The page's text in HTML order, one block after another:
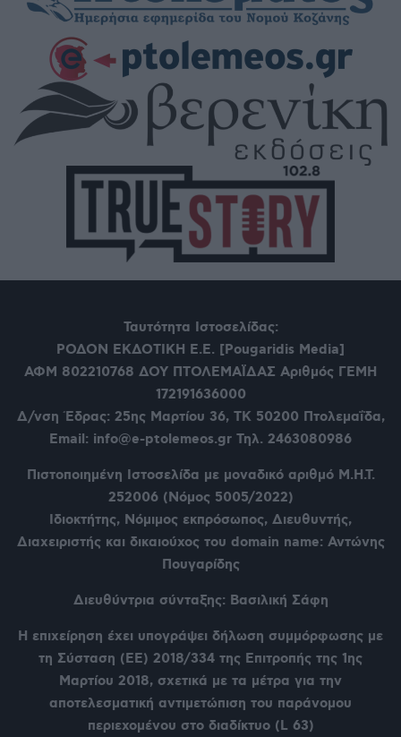
Ταυτότητα Ιστοσελίδας:
ΡΟΔΟΝ ΕΚΔΟΤΙΚΗ Ε.Ε. [Pougaridis Media]
ΑΦΜ 802210768 ΔΟΥ ΠΤΟΛΕΜΑΪΔΑΣ Αριθμός ΓΕΜΗ
172191636000
Δ/νση Έδρας: 25ης Μαρτίου 36, ΤΚ 50200 Πτολεμαΐδα,
Email: info@e-ptolemeos.gr Τηλ. 2463080986
Πιστοποιημένη Ιστοσελίδα με μοναδικό αριθμό Μ.Η.Τ.
252006 (Νόμος 5005/2022)
Ιδιοκτήτης, Νόμιμος εκπρόσωπος, Διευθυντής,
Διαχειριστής και δικαιούχος του domain name: Αντώνης
Πουγαρίδης
Διευθύντρια σύνταξης: Βασιλική Σάφη
Η επιχείρηση έχει υπογράψει δήλωση συμμόρφωσης με
τη Σύσταση (ΕΕ) 2018/334 της Επιτροπής της 1ης
Μαρτίου 2018, σχετικά με τα μέτρα για την
αποτελεσματική αντιμετώπιση του παράνομου
περιεχομένου στο διαδίκτυο (L 63)